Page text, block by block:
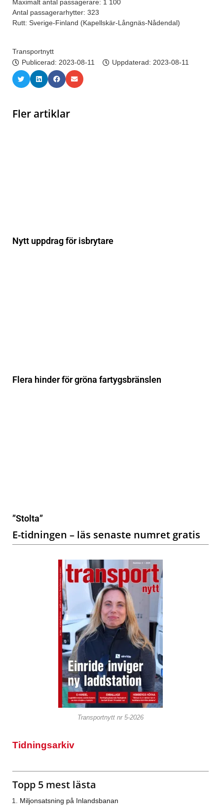
Maximalt antal passagerare: 1 100
Antal passagerarhytter: 323
Rutt: Sverige-Finland (Kapellskär-Långnäs-Nådendal)
Transportnytt
Publicerad: 2023-08-11 Uppdaterad: 2023-08-11
Fler artiklar
Nytt uppdrag för isbrytare
Flera hinder för gröna fartygsbränslen
”Stolta”
E-tidningen – läs senaste numret gratis
Transportnytt nr 5-2026
Tidningsarkiv
Topp 5 mest lästa
Miljonsatsning på Inlandsbanan